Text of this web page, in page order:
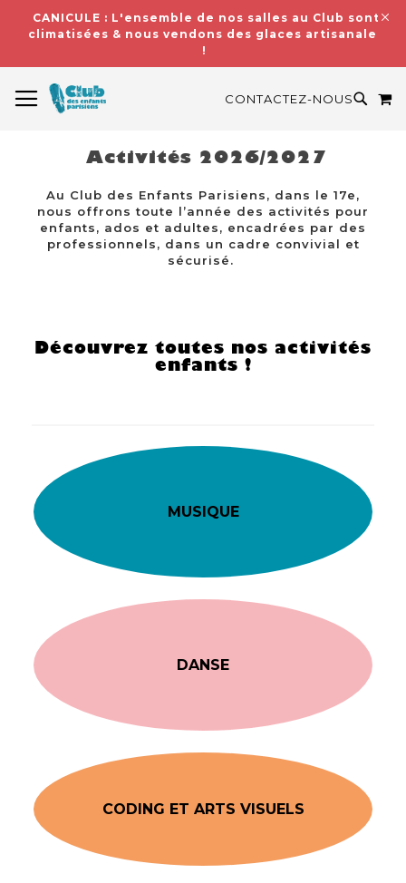
CANICULE : L'ensemble de nos salles au Club sont
climatisées & nous vendons des glaces artisanales
!
CONTACTEZ-NOUS
Activités 2026/2027
Au Club des Enfants Parisiens, dans le 17e,
nous offrons toute l’année des activités pour
enfants, ados et adultes, encadrées par des
professionnels, dans un cadre convivial et
sécurisé.
Découvrez toutes nos activités
enfants !
MUSIQUE
DANSE
CODING ET ARTS VISUELS